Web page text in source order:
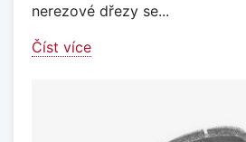
nerezové dřezy se...
Číst více